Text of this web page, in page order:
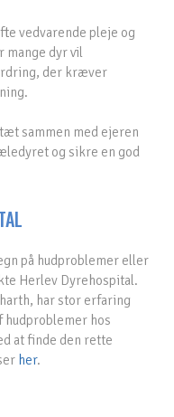
vedvarende pleje og
mange dyr vil
der kræver
sammen med ejeren
og sikre en god
på hudproblemer eller
Herlev Dyrehospital.
har stor erfaring
hudproblemer hos
at finde den rette
her.